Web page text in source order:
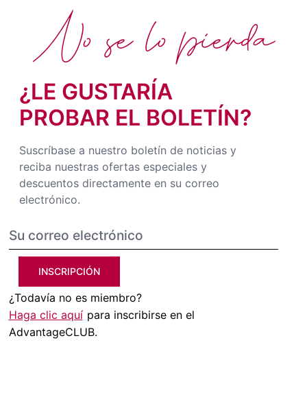
¿LE GUSTARÍA
PROBAR EL BOLETÍN?
Suscríbase a nuestro boletín de noticias y
reciba nuestras ofertas especiales y
descuentos directamente en su correo
electrónico.
INSCRIPCIÓN
¿Todavía no es miembro?
Haga clic aquí para inscribirse en el
AdvantageCLUB.
No se lo pierda